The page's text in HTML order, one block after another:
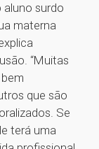
aluno surdo
materna
“Muitas
que são
Se
terá uma